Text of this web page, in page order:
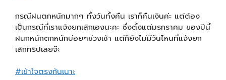
กรณีฝนตกหนักมากๆ ทั้งวันทั้งคืน เราก็คืนเงินค่ะ แต่ต้อง
เป็นกรณีที่เราแจ้งยกเลิกเองนะคะ ซึ่งตั้งแต่มรกราคม ของปีนี้
ฝนกหนักตกหนักบ่อยๆช่วงเช้า แต่ก็ยังไม่มีวันไหนที่แจ้งยก
เลิกทริปเลยจ๊ะ
#เข้าใจตรงกันเนาะ